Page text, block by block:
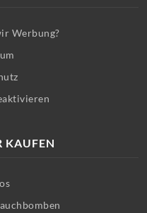
Werbung?
KAUFEN